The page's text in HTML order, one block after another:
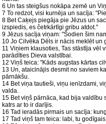
6 Un tas steigšus nokāpa zemē un
7 To redzot, visi kurnēja un sacīja:
8 Bet Caķejs piegāja pie Jēzus un
izspiedis, es četrkārtīgi gribu atdot."
9 Jēzus sacīja viņam: "Šodien šim
10 Jo Cilvēka Dēls ir nācis meklēt un
11 Viņiem klausoties, Tas stāstīja vēl
parādīties Dieva valstībai.
12 Viņš teica: "Kāds augstas kārtas
13 Un, ataicinājis desmit no saviem
pārnākšu.
14 Bet viņa tautieši, viņu ienīzdami,
valda.
15 Bet viņš pārnāca, kad bija
katrs ar to ir darījis.
16 Tad ieradās pirmais un sacīja:
17 Tad viņš tam teica: labi, tu